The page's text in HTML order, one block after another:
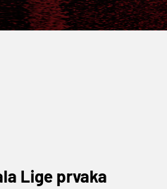
Lige prvaka